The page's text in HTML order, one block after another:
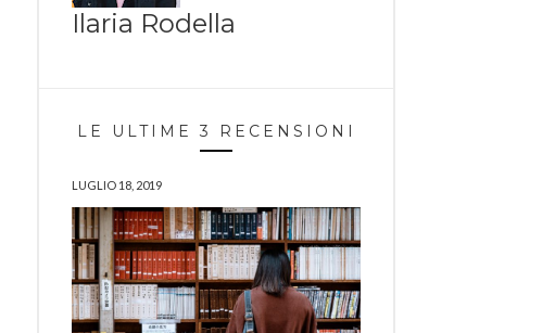
Ilaria Rodella
LE ULTIME 3 RECENSIONI
LUGLIO 18, 2019